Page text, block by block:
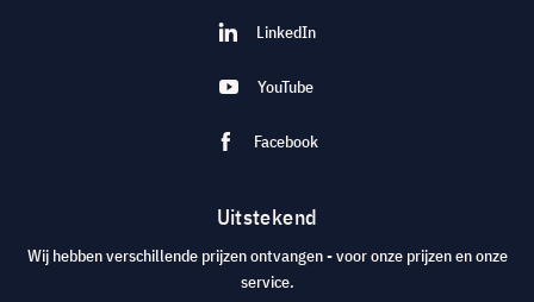
LinkedIn
YouTube
Facebook
Uitstekend
Wij hebben verschillende prijzen ontvangen - voor onze prijzen en onze
service.